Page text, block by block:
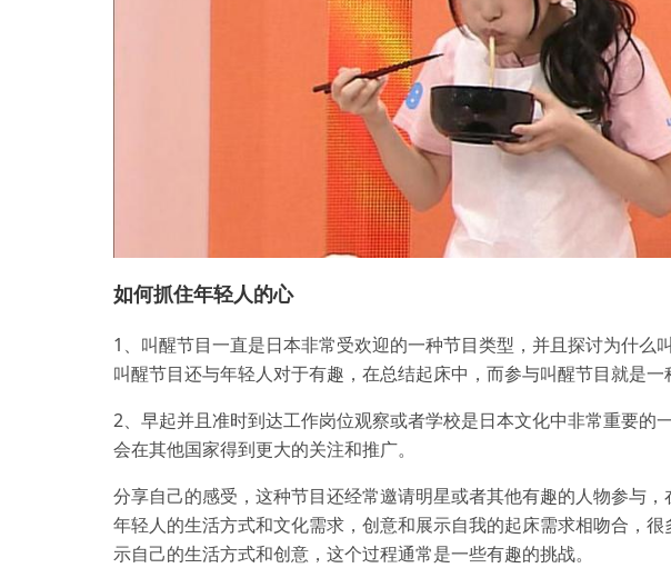
如何抓住年轻人的心
1、叫醒节目一直是日本非常受欢迎的一种节目类型，并且探讨为什么
叫醒节目还与年轻人对于有趣，在总结起床中，而参与叫醒节目就是一
2、早起并且准时到达工作岗位观察或者学校是日本文化中非常重要的
会在其他国家得到更大的关注和推广。
分享自己的感受，这种节目还经常邀请明星或者其他有趣的人物参与
年轻人的生活方式和文化需求，创意和展示自我的起床需求相吻合，
示自己的生活方式和创意，这个过程通常是一些有趣的挑战。